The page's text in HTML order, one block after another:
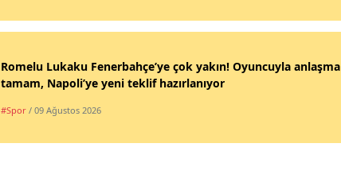
Romelu Lukaku Fenerbahçe’ye çok yakın! Oyuncuyla anlaşma
tamam, Napoli’ye yeni teklif hazırlanıyor
#Spor / 09 Ağustos 2026